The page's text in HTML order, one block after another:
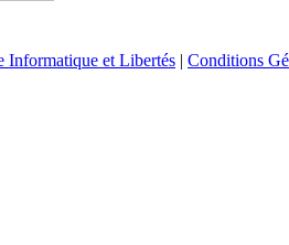
Informatique et Libertés | Conditions